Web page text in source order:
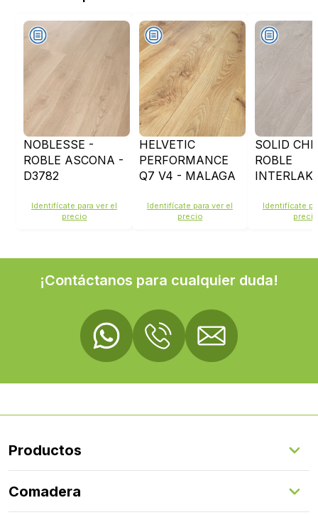
NOBLESSE -
ROBLE ASCONA -
D3782
Identifícate para ver el
precio
HELVETIC
PERFORMANCE
Q7 V4 - MALAGA
Identifícate para ver el
precio
SOLID
ROBLE
Identifícate
precio
¡Contáctanos para cualquier duda!
Productos
Suelos Exteriores
Revestimientos Exteriores
Comadera